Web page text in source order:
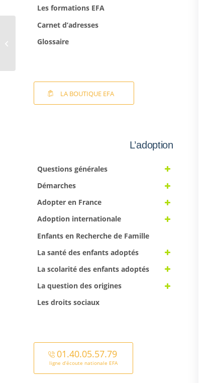
Les formations EFA
Carnet d’adresses
Glossaire
LA BOUTIQUE EFA
L’adoption
Questions générales
Démarches
Adopter en France
Adoption internationale
Enfants en Recherche de Famille
La santé des enfants adoptés
La scolarité des enfants adoptés
La question des origines
Les droits sociaux
01.40.05.57.79
ligne d’écoute nationale EFA
Ma famille, c’est
Maman et moi –